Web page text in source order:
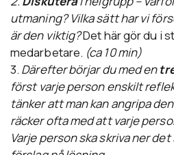
utmaning? Vilka sätt har vi
är den viktig?Det här gör du i
medarbetare. (ca 10 min)
3. Därefter börjar du med en
först varje person enskilt
tänker att man kan angripa
räcker ofta med att varje
Varje person ska skriva ner